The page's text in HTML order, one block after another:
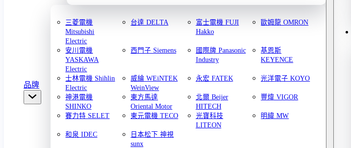
品牌
三菱電機
Mitsubishi
Electric
台達 DELTA
富士電機 FUJI
Hakko
歐姆龍 OMRON
安川電機
YASKAWA
Electric
西門子 Siemens
國際牌 Panasonic
Industry
基恩斯
KEYENCE
士林電機 Shihlin
Electric
威綸 WEiNTEK
WeinView
永宏 FATEK 光洋電子 KOYO
神港電機
SHINKO
東方馬達
Oriental Motor
北爾 Beijer
HITECH
豐煒 VIGOR
賽力特 SELET 東元電機 TECO
光寶科技
LITEON
明緯 MW
和泉 IDEC
日本松下 神視
sunx